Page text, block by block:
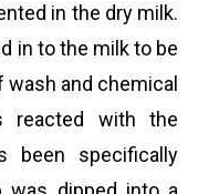
in the dry milk.
in to the milk to be
and chemical
reacted with the
been specifically